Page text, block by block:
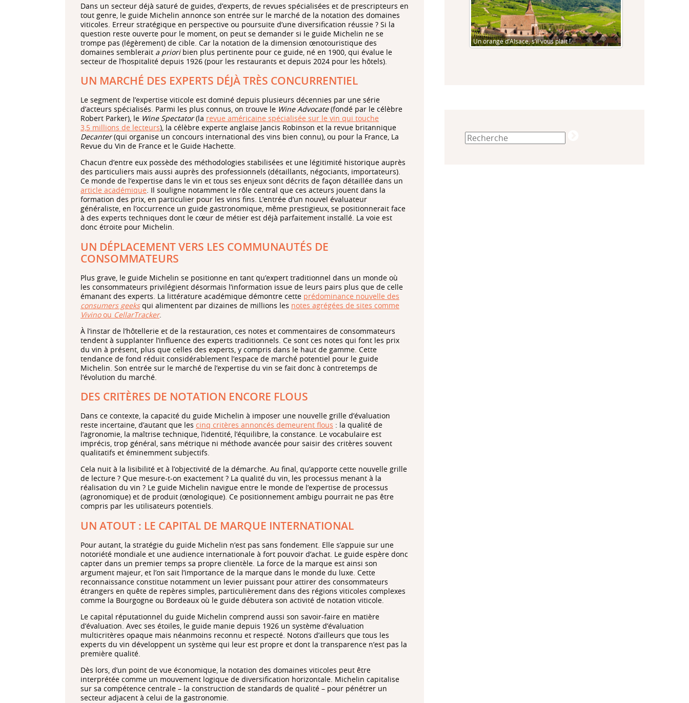
Dans un secteur déjà saturé de guides, d’experts, de revues spécialisées et de prescripteurs en
tout genre, le guide Michelin annonce son entrée sur le marché de la notation des domaines
viticoles. Erreur stratégique en perspective ou poursuite d’une diversification réussie ? Si la
question reste ouverte pour le moment, on peut se demander si le guide Michelin ne se
trompe pas (légèrement) de cible. Car la notation de la dimension œnotouristique des
domaines semblerait a prioribien plus pertinente pour ce guide, né en 1900, qui évalue le
secteur de l’hospitalité depuis 1926 (pour les restaurants et depuis 2024 pour les hôtels).
UN MARCHÉ DES EXPERTS DÉJÀ TRÈS CONCURRENTIEL
Le segment de l’expertise viticole est dominé depuis plusieurs décennies par une série
d’acteurs spécialisés. Parmi les plus connus, on trouve le Wine Advocate(fondé par le célèbre
Robert Parker), le Wine Spectator(la revue américaine spécialisée sur le vin qui touche
3,5 millions de lecteurs), la célèbre experte anglaise Jancis Robinson et la revue britannique
Decanter(qui organise un concours international des vins bien connu), ou pour la France, La
Revue du Vin de France et le Guide Hachette.
Chacun d’entre eux possède des méthodologies stabilisées et une légitimité historique auprès
des particuliers mais aussi auprès des professionnels (détaillants, négociants, importateurs).
Ce monde de l’expertise dans le vin et tous ses enjeux sont décrits de façon détaillée dans un
article académique. Il souligne notamment le rôle central que ces acteurs jouent dans la
formation des prix, en particulier pour les vins fins. L’entrée d’un nouvel évaluateur
généraliste, en l’occurrence un guide gastronomique, même prestigieux, se positionnerait face
à des experts techniques dont le cœur de métier est déjà parfaitement installé. La voie est
donc étroite pour Michelin.
UN DÉPLACEMENT VERS LES COMMUNAUTÉS DE
CONSOMMATEURS
Plus grave, le guide Michelin se positionne en tant qu’expert traditionnel dans un monde où
les consommateurs privilégient désormais l’information issue de leurs pairs plus que de celle
émanant des experts. La littérature académique démontre cette prédominance nouvelle des
consumers geeksqui alimentent par dizaines de millions les notes agrégées de sites comme
Vivinoou CellarTracker.
À l’instar de l’hôtellerie et de la restauration, ces notes et commentaires de consommateurs
tendent à supplanter l’influence des experts traditionnels. Ce sont ces notes qui font les prix
du vin à présent, plus que celles des experts, y compris dans le haut de gamme. Cette
tendance de fond réduit considérablement l’espace de marché potentiel pour le guide
Michelin. Son entrée sur le marché de l’expertise du vin se fait donc à contretemps de
l’évolution du marché.
DES CRITÈRES DE NOTATION ENCORE FLOUS
Dans ce contexte, la capacité du guide Michelin à imposer une nouvelle grille d’évaluation
reste incertaine, d’autant que les cinq critères annoncés demeurent flous : la qualité de
l’agronomie, la maîtrise technique, l’identité, l’équilibre, la constance. Le vocabulaire est
imprécis, trop général, sans métrique ni méthode avancée pour saisir des critères souvent
qualitatifs et éminemment subjectifs.
Cela nuit à la lisibilité et à l’objectivité de la démarche. Au final, qu’apporte cette nouvelle grille
de lecture ? Que mesure-t-on exactement ? La qualité du vin, les processus menant à la
réalisation du vin ? Le guide Michelin navigue entre le monde de l’expertise de processus
(agronomique) et de produit (œnologique). Ce positionnement ambigu pourrait ne pas être
compris par les utilisateurs potentiels.
UN ATOUT : LE CAPITAL DE MARQUE INTERNATIONAL
Pour autant, la stratégie du guide Michelin n’est pas sans fondement. Elle s’appuie sur une
notoriété mondiale et une audience internationale à fort pouvoir d’achat. Le guide espère donc
capter dans un premier temps sa propre clientèle. La force de la marque est ainsi son
argument majeur, et l’on sait l’importance de la marque dans le monde du luxe. Cette
reconnaissance constitue notamment un levier puissant pour attirer des consommateurs
étrangers en quête de repères simples, particulièrement dans des régions viticoles complexes
comme la Bourgogne ou Bordeaux où le guide débutera son activité de notation viticole.
Le capital réputationnel du guide Michelin comprend aussi son savoir-faire en matière
d’évaluation. Avec ses étoiles, le guide manie depuis 1926 un système d’évaluation
multicritères opaque mais néanmoins reconnu et respecté. Notons d’ailleurs que tous les
experts du vin développent un système qui leur est propre et dont la transparence n’est pas la
première qualité.
Dès lors, d’un point de vue économique, la notation des domaines viticoles peut être
interprétée comme un mouvement logique de diversification horizontale. Michelin capitalise
sur sa compétence centrale – la construction de standards de qualité – pour pénétrer un
secteur adjacent à celui de la gastronomie.
Un orange d’Alsace, s’il vous plait !